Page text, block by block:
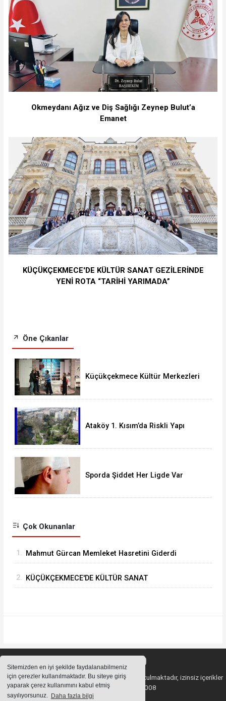
Sitemizden en iyi şekilde faydalanabilmeniz
için çerezler kullanılmaktadır. Bu siteye giriş
yaparak çerez kullanımını kabul etmiş
sayılıyorsunuz. Daha fazla bilgi
Okmeydanı Ağız ve Diş Sağlığı Zeynep Bulut’a
Emanet
KÜÇÜKÇEKMECE'DE KÜLTÜR SANAT GEZİLERİNDE
YENİ ROTA “TARİHİ YARIMADA”
Öne Çıkanlar
Küçükçekmece Kültür Merkezleri
Ataköy 1. Kısım’da Riskli Yapı
Sporda Şiddet Her Ligde Var
Çok Okunanlar
1. Mahmut Gürcan Memleket Hasretini Giderdi
2. KÜÇÜKÇEKMECE'DE KÜLTÜR SANAT
Sitemizde bulunan içeriklerin tüm hakları saklı tutulmaktadır, izinsiz içerikler
kullanılamaz. Copyright 2008